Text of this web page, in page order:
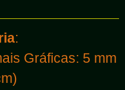
:
Gráficas: 5 mm